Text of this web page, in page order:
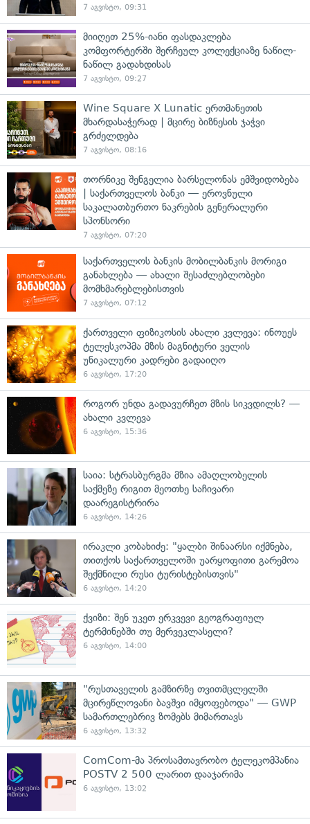
7 აგვისტო, 09:31
მიიღეთ 25%-იანი ფასდაკლება
კომფორტერში შერჩეულ კოლექციაზე ნაწილ-
ნაწილ გადახდისას
7 აგვისტო, 09:27
Wine Square X Lunatic ერთმანეთის
მხარდასაჭერად | მცირე ბიზნესის ჯაჭვი
გრძელდება
7 აგვისტო, 08:16
თორნიკე შენგელია ბარსელონას ემშვიდობება
| საქართველოს ბანკი — ეროვნული
საკალათბურთო ნაკრების გენერალური
სპონსორი
7 აგვისტო, 07:20
საქართველოს ბანკის მობილბანკის მორიგი
განახლება — ახალი შესაძლებლობები
მომხმარებლებისთვის
7 აგვისტო, 07:12
ქართველი ფიზიკოსის ახალი კვლევა: ინოუეს
ტელესკოპმა მზის მაგნიტური ველის
უნიკალური კადრები გადაიღო
6 აგვისტო, 17:20
როგორ უნდა გადავურჩეთ მზის სიკვდილს? —
ახალი კვლევა
6 აგვისტო, 15:36
საია: სტრასბურგმა მზია ამაღლობელის
საქმეზე რიგით მეოთხე საჩივარი
დაარეგისტრირა
6 აგვისტო, 14:26
ირაკლი კობახიძე: "ყალბი შინაარსი იქმნება,
თითქოს საქართველოში უარყოფითი გარემოა
შექმნილი რუსი ტურისტებისთვის"
6 აგვისტო, 14:20
ქვიზი: შენ უკეთ ერკვევი გეოგრაფიულ
ტერმინებში თუ მერვეკლასელი?
6 აგვისტო, 14:00
"რუსთაველის გამზირზე თვითმცლელში
მცირეწლოვანი ბავშვი იმყოფებოდა" — GWP
სამართლებრივ ზომებს მიმართავს
6 აგვისტო, 13:32
ComCom-მა პროსამთავრობო ტელეკომპანია
POSTV 2 500 ლარით დააჯარიმა
6 აგვისტო, 13:02